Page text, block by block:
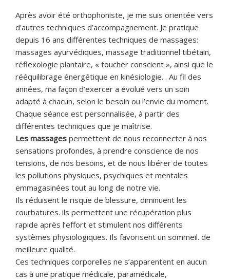
Après avoir été orthophoniste, je me suis orientée vers
d’autres techniques d’accompagnement. Je pratique
depuis 16 ans différentes techniques de massages:
massages ayurvédiques, massage traditionnel tibétain,
réflexologie plantaire, « toucher conscient », ainsi que le
rééquilibrage énergétique en kinésiologie. . Au fil des
années, ma façon d’exercer a évolué vers un soin
adapté à chacun, selon le besoin ou l’envie du moment.
Chaque séance est personnalisée, à partir des
différentes techniques que je maîtrise.
Les massages permettent de nous reconnecter à nos
sensations profondes, à prendre conscience de nos
tensions, de nos besoins, et de nous libérer de toutes
les pollutions physiques, psychiques et mentales
emmagasinées tout au long de notre vie.
Ils réduisent le risque de blessure, diminuent les
courbatures. ils permettent une récupération plus
rapide après l’effort et stimulent nos différents
systèmes physiologiques. Ils favorisent un sommeil. de
meilleure qualité.
Ces techniques corporelles ne s’apparentent en aucun
cas à une pratique médicale, paramédicale,